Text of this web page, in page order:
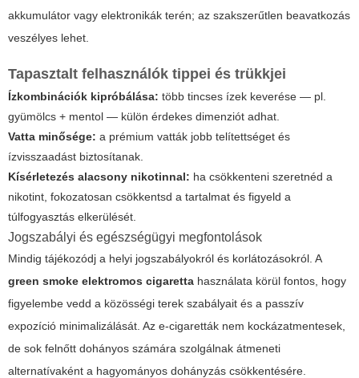
akkumulátor vagy elektronikák terén; az szakszerűtlen beavatkozás
veszélyes lehet.
Tapasztalt felhasználók tippei és trükkjei
Ízkombinációk kipróbálása: több tincses ízek keverése — pl.
gyümölcs + mentol — külön érdekes dimenziót adhat.
Vatta minősége: a prémium vatták jobb telítettséget és
ízvisszaadást biztosítanak.
Kísérletezés alacsony nikotinnal: ha csökkenteni szeretnéd a
nikotint, fokozatosan csökkentsd a tartalmat és figyeld a
túlfogyasztás elkerülését.
Jogszabályi és egészségügyi megfontolások
Mindig tájékozódj a helyi jogszabályokról és korlátozásokról. A
green smoke elektromos cigaretta használata körül fontos, hogy
figyelembe vedd a közösségi terek szabályait és a passzív
expozíció minimalizálását. Az e-cigaretták nem kockázatmentesek,
de sok felnőtt dohányos számára szolgálnak átmeneti
alternatívaként a hagyományos dohányzás csökkentésére.